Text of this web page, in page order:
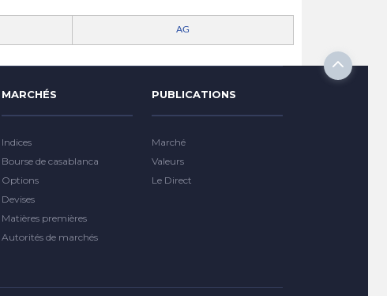
AG
MARCHÉS
Indices
Bourse de casablanca
Options
Devises
Matières premières
Autorités de marchés
PUBLICATIONS
Marché
Valeurs
Le Direct